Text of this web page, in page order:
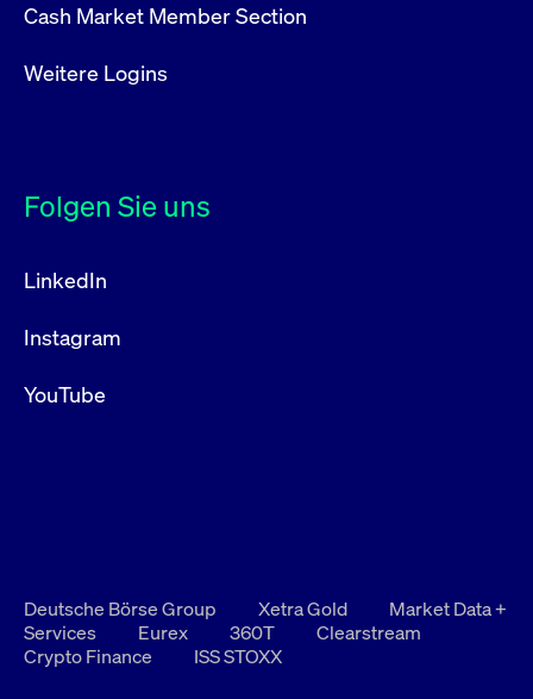
Cash Market Member Section
Weitere Logins
Folgen Sie uns
LinkedIn
Instagram
YouTube
Deutsche Börse Group Xetra Gold
Market Data +
Services
Eurex 360T
Clearstream
Crypto Finance
ISS STOXX